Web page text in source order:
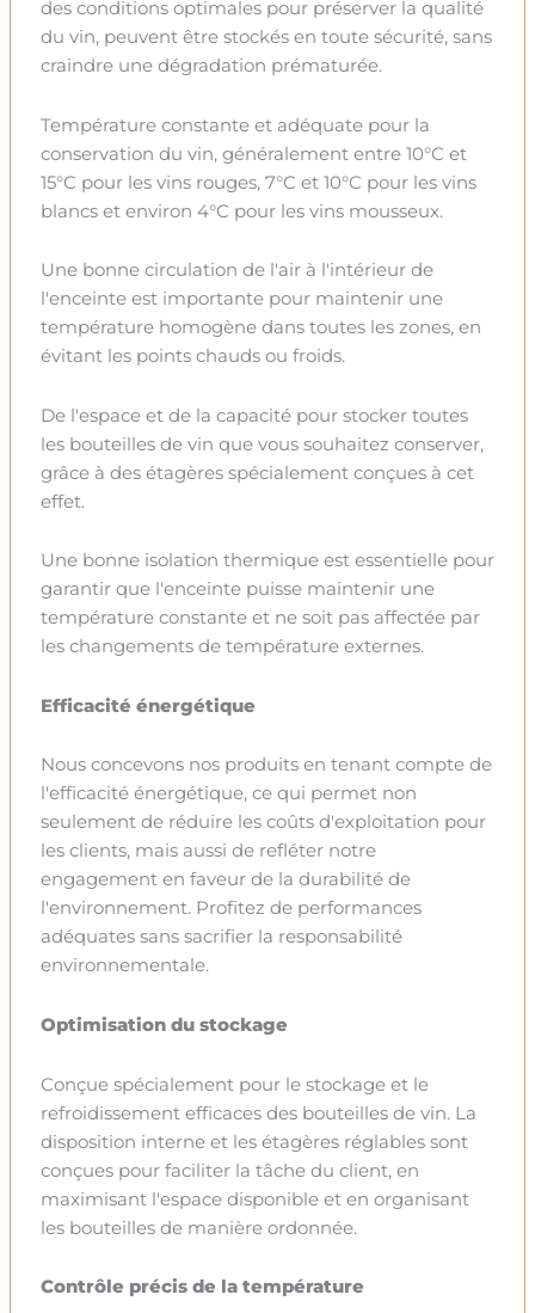
des conditions optimales pour préserver la qualité
du vin, peuvent être stockés en toute sécurité, sans
craindre une dégradation prématurée.
Température constante et adéquate pour la
conservation du vin, généralement entre 10°C et
15°C pour les vins rouges, 7°C et 10°C pour les vins
blancs et environ 4°C pour les vins mousseux.
Une bonne circulation de l'air à l'intérieur de
l'enceinte est importante pour maintenir une
température homogène dans toutes les zones, en
évitant les points chauds ou froids.
De l'espace et de la capacité pour stocker toutes
les bouteilles de vin que vous souhaitez conserver,
grâce à des étagères spécialement conçues à cet
effet.
Une bonne isolation thermique est essentielle pour
garantir que l'enceinte puisse maintenir une
température constante et ne soit pas affectée par
les changements de température externes.
Efficacité énergétique
Nous concevons nos produits en tenant compte de
l'efficacité énergétique, ce qui permet non
seulement de réduire les coûts d'exploitation pour
les clients, mais aussi de refléter notre
engagement en faveur de la durabilité de
l'environnement. Profitez de performances
adéquates sans sacrifier la responsabilité
environnementale.
Optimisation du stockage
Conçue spécialement pour le stockage et le
refroidissement efficaces des bouteilles de vin. La
disposition interne et les étagères réglables sont
conçues pour faciliter la tâche du client, en
maximisant l'espace disponible et en organisant
les bouteilles de manière ordonnée.
Contrôle précis de la température